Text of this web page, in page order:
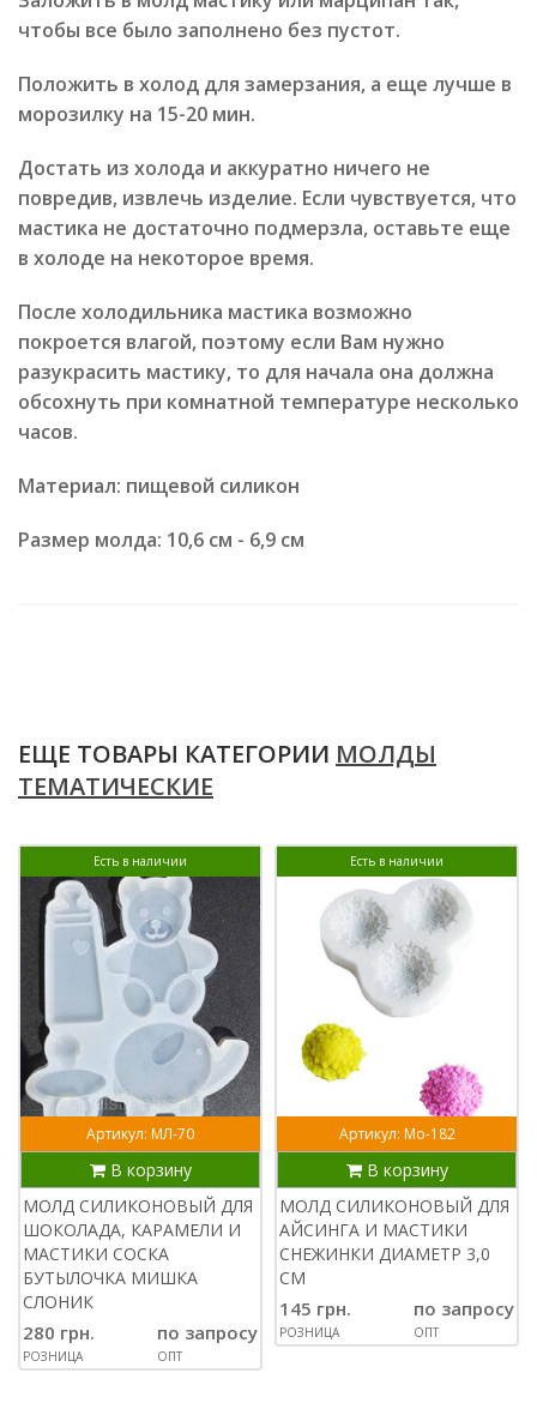
чтобы все было заполнено без пустот.
Положить в холод для замерзания, а еще лучше в
морозилку на 15-20 мин.
Достать из холода и аккуратно ничего не
повредив, извлечь изделие. Если чувствуется, что
мастика не достаточно подмерзла, оставьте еще
в холоде на некоторое время.
После холодильника мастика возможно
покроется влагой, поэтому если Вам нужно
разукрасить мастику, то для начала она должна
обсохнуть при комнатной температуре несколько
часов.
Материал: пищевой силикон
Размер молда: 10,6 см - 6,9 см
ЕЩЕ ТОВАРЫ КАТЕГОРИИ МОЛДЫ
ТЕМАТИЧЕСКИЕ
Есть в наличии
Артикул: МЛ-70
В корзину
МОЛД СИЛИКОНОВЫЙ ДЛЯ
ШОКОЛАДА, КАРАМЕЛИ И
МАСТИКИ СОСКА
БУТЫЛОЧКА МИШКА
СЛОНИК
280 грн.
РОЗНИЦА
по запросу
ОПТ
Есть в наличии
Артикул: Мо-182
В корзину
МОЛД СИЛИКОНОВЫЙ ДЛЯ
АЙСИНГА И МАСТИКИ
СНЕЖИНКИ ДИАМЕТР 3,0
СМ
145 грн.
РОЗНИЦА
по запросу
ОПТ